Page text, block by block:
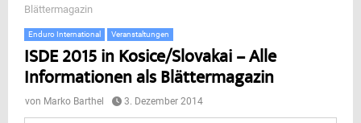
Blättermagazin
Enduro International Veranstaltungen
ISDE 2015 in Kosice/Slovakai – Alle
Informationen als Blättermagazin
von Marko Barthel 3. Dezember 2014